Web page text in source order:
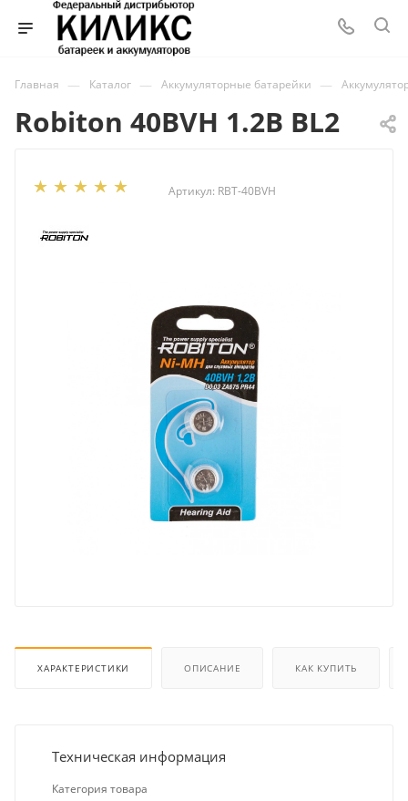
Главная — Каталог — Аккумуляторные батарейки —
Robiton 40BVH 1.2В BL2
Артикул: RBT-40BVH
ХАРАКТЕРИСТИКИ ОПИСАНИЕ КАК КУПИТЬ
Техническая информация
Категория товара